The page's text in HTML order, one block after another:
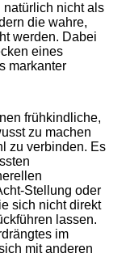
natürlich nicht als
die wahre,
werden. Dabei
eines
markanter
frühkindliche,
zu machen
zu verbinden. Es
Stellung oder
sich nicht direkt
lassen.
im
mit anderen